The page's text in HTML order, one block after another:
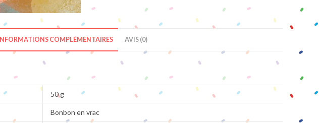
INFORMATIONS COMPLÉMENTAIRES AVIS (0)
50 g
Bonbon en vrac